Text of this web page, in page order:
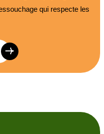
qui respecte les